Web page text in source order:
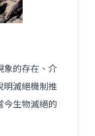
象的存在、介
明滅絕機制推
今生物滅絕的